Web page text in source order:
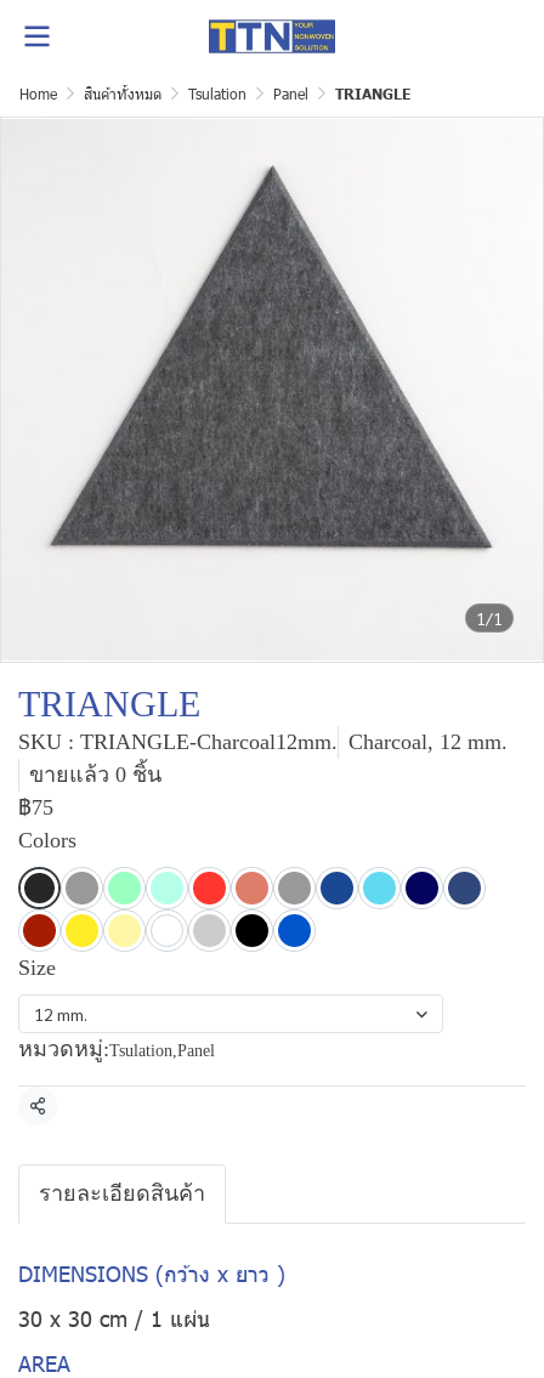
Home สินค้าทั้งหมด Tsulation Panel TRIANGLE
1/1
TRIANGLE
SKU : TRIANGLE-Charcoal12mm. Charcoal, 12 mm.
ขายแล้ว 0 ชิ้น
฿75
Colors
Size
12 mm.
หมวดหมู่:Tsulation,Panel
แชร์
รายละเอียดสินค้า
DIMENSIONS (กว้าง x ยาว )
30 x 30 cm / 1 แผ่น
AREA